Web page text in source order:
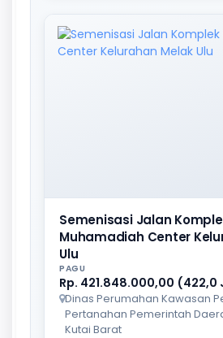
Semenisasi Jalan
Muhamadiah Center
Ulu
PAGU
Rp. 421.848.000,00 (422,0
Dinas Perumahan Kawasan
Pertanahan Pemerintah
Kutai Barat